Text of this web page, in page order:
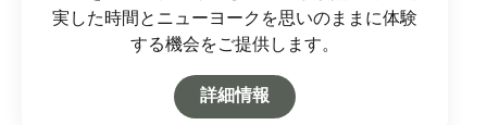
実した時間とニューヨークを思いのままに体験
する機会をご提供します。
詳細情報 Open in New Tab